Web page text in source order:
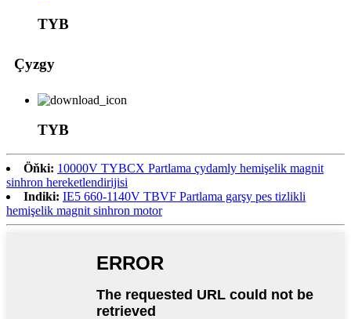
TYB
Çyzgy
TYB
Öňki: 10000V TYBCX Partlama çydamly hemişelik magnit
sinhron hereketlendirijisi
Indiki: IE5 660-1140V TBVF Partlama garşy pes tizlikli
hemişelik magnit sinhron motor